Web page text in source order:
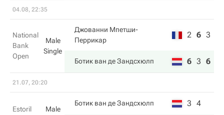
04.08, 22:35
National
Bank
Open
Male
Single
Джованни Мпетши-
Перрикар
2 6 3
Ботик ван де Зандсхюлп 6 3 6
21.07, 20:20
Estoril
Male
Ботик ван де Зандсхюлп 3 4